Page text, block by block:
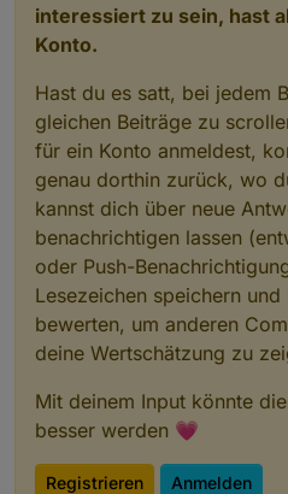
interessiert zu sein, hast
Konto.
Hast du es satt, bei jedem
gleichen Beiträge zu
für ein Konto anmeldest,
genau dorthin zurück, wo
kannst dich über neue
benachrichtigen lassen
oder Push-
Lesezeichen speichern
bewerten, um anderen
deine Wertschätzung zu
Mit deinem Input könnte
besser werden 💗
Registrieren Anmelden